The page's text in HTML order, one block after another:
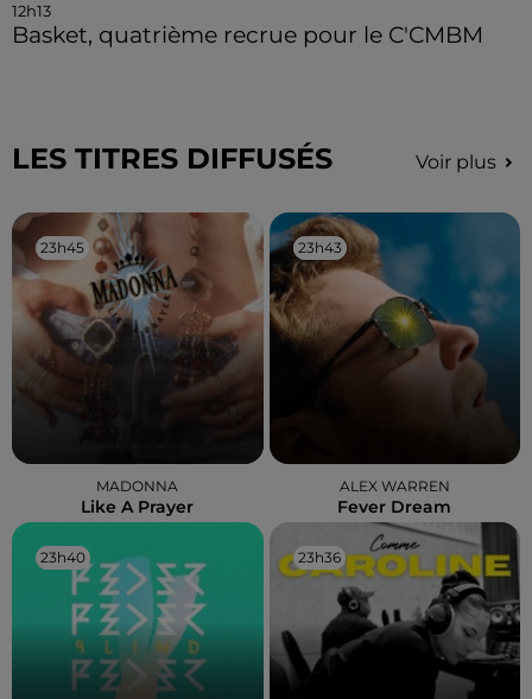
12h13
Basket, quatrième recrue pour le C'CMBM
LES TITRES DIFFUSÉS Voir plus
23h45
23h45
MADONNA
Like A Prayer
23h43
23h43
ALEX WARREN
Fever Dream
23h40
23h40 23h36
23h36